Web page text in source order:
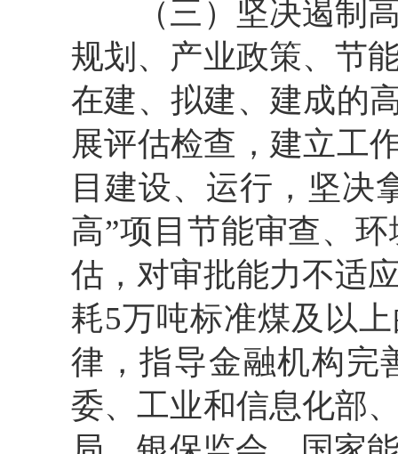
（三）坚决遏制高
规划、产业政策、节
在建、拟建、建成的
展评估检查，建立工
目建设、运行，坚决
高”项目节能审查、
估，对审批能力不适
耗5万吨标准煤及以
律，指导金融机构完
委、工业和信息化部